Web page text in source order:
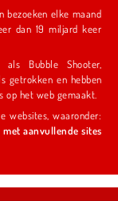
bezoeken elke maand
dan 19 miljard keer
Bubble Shooter,
ze daarmee tot een van de meest iconische spelletjes op het web gemaakt.
websites, waaronder:
met aanvullende sites